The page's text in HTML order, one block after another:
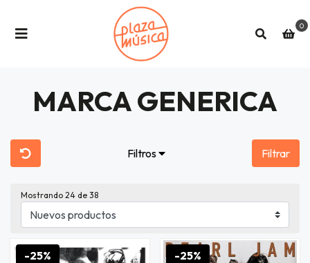
0
MARCA GENERICA
Filtros Filtrar
Mostrando 24 de 38
-25% -25%